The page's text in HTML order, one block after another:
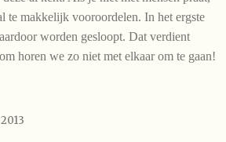
te makkelijk vooroordelen. In het ergste
worden gesloopt. Dat verdient
horen we zo niet met elkaar om te gaan!